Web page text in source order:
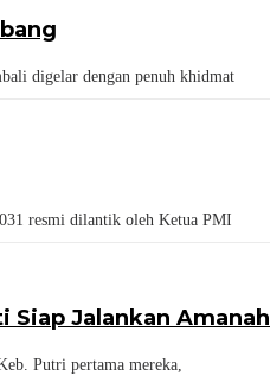
digelar dengan penuh khidmat
resmi dilantik oleh Ketua PMI
Siap Jalankan Amanah
Putri pertama mereka,